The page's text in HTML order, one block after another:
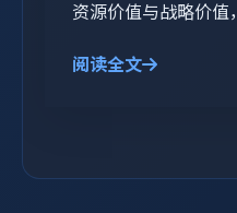
资源价值与战略价值
阅读全文